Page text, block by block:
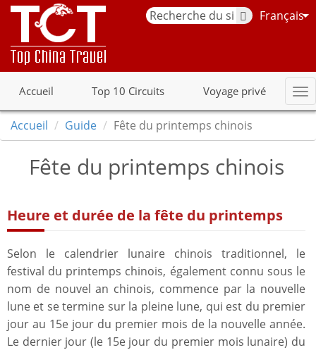
Français
Accueil Top 10 Circuits Voyage privé
Accueil Guide Fête du printemps chinois
Fête du printemps chinois
Heure et durée de la fête du printemps
Selon le calendrier lunaire chinois traditionnel, le
festival du printemps chinois, également connu sous le
nom de nouvel an chinois, commence par la nouvelle
lune et se termine sur la pleine lune, qui est du premier
jour au 15e jour du premier mois de la nouvelle année.
Le dernier jour (le 15e jour du premier mois lunaire) du